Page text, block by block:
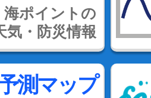
海ポイントの
気・防災情報
測マップ